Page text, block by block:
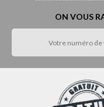
ON VOUS